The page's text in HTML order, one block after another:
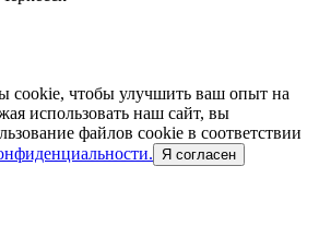
cookie, чтобы улучшить ваш опыт на
использовать наш сайт, вы
файлов cookie в соответствии
Я согласен